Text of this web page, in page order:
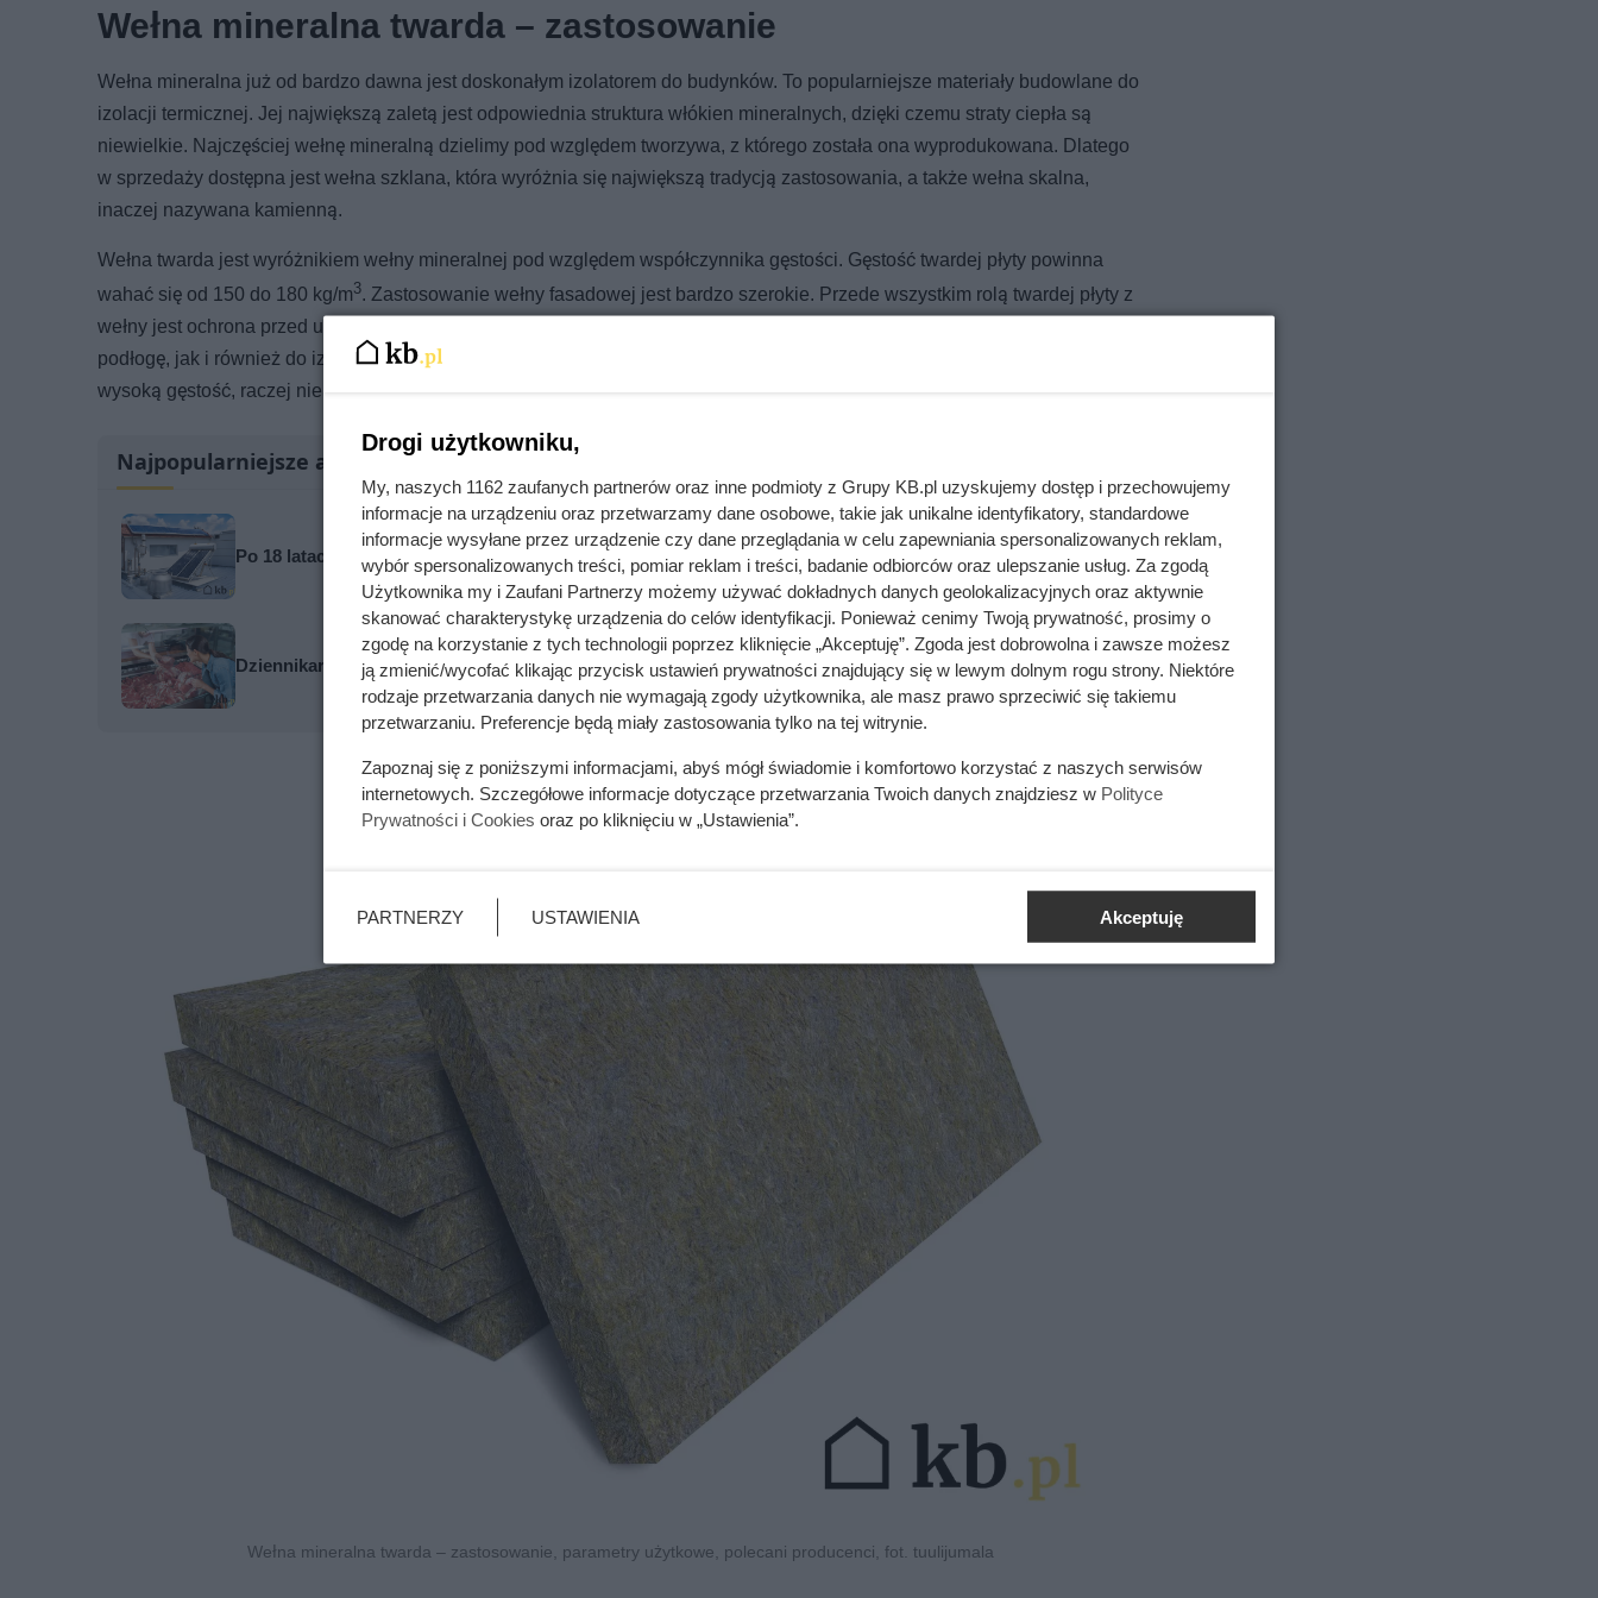
Wełna mineralna twarda – zastosowanie
Wełna mineralna już od bardzo dawna jest doskonałym izolatorem do budynków. To popularniejsze materiały budowlane do
izolacji termicznej. Jej największą zaletą jest odpowiednia struktura włókien mineralnych, dzięki czemu straty ciepła są
niewielkie. Najczęściej wełnę mineralną dzielimy pod względem tworzywa, z którego została ona wyprodukowana. Dlatego
w sprzedaży dostępna jest wełna szklana, która wyróżnia się największą tradycją zastosowania, a także wełna skalna,
inaczej nazywana kamienną.
Wełna twarda jest wyróżnikiem wełny mineralnej pod względem współczynnika gęstości. Gęstość twardej płyty powinna
wahać się od 150 do 180 kg/m3. Zastosowanie wełny fasadowej jest bardzo szerokie. Przede wszystkim rolą twardej płyty z
wełny jest ochrona przed ucieczką ciepła, hałasem, a także ogniem. Wykorzystywana jest jako wełna elewacyjna, na
podłogę, jak i również do izolacji stropodachów wykonanych z konstrukcji betonowej lub stalowej. Ze względu na swoją
wysoką gęstość, raczej nie znajduje zastosowania jako wełna dachowa.
Najpopularniejsze artykuły
Po 18 latach sprawdzili kolektory słoneczne. Największe zaskoczenie było w instalacji
Dziennikarze ujawnili pochodzenie mięsa z Dino. Klienci zaskoczeni
Wełna mineralna twarda – zastosowanie, parametry użytkowe, polecani producenci, fot. tuulijumala
Drogi użytkowniku,
My, naszych 1162 zaufanych partnerów oraz inne podmioty z Grupy KB.pl uzyskujemy dostęp i przechowujemy
informacje na urządzeniu oraz przetwarzamy dane osobowe, takie jak unikalne identyfikatory, standardowe
informacje wysyłane przez urządzenie czy dane przeglądania w celu zapewniania spersonalizowanych reklam,
wybór spersonalizowanych treści, pomiar reklam i treści, badanie odbiorców oraz ulepszanie usług. Za zgodą
Użytkownika my i Zaufani Partnerzy możemy używać dokładnych danych geolokalizacyjnych oraz aktywnie
skanować charakterystykę urządzenia do celów identyfikacji. Ponieważ cenimy Twoją prywatność, prosimy o
zgodę na korzystanie z tych technologii poprzez kliknięcie „Akceptuję”. Zgoda jest dobrowolna i zawsze możesz
ją zmienić/wycofać klikając przycisk ustawień prywatności znajdujący się w lewym dolnym rogu strony. Niektóre
rodzaje przetwarzania danych nie wymagają zgody użytkownika, ale masz prawo sprzeciwić się takiemu
przetwarzaniu. Preferencje będą miały zastosowania tylko na tej witrynie.
Zapoznaj się z poniższymi informacjami, abyś mógł świadomie i komfortowo korzystać z naszych serwisów
internetowych. Szczegółowe informacje dotyczące przetwarzania Twoich danych znajdziesz w Polityce
Prywatności i Cookies oraz po kliknięciu w „Ustawienia”.
PARTNERZY USTAWIENIA Akceptuję